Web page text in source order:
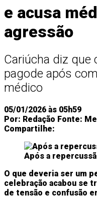
e acusa
agressão
Cariúcha diz que
pagode após
médico
05/01/2026 às 05h59
Por: Redação Fonte:
Compartilhe:
Após a
O que deveria ser um
celebração acabou se
de tensão e confusão